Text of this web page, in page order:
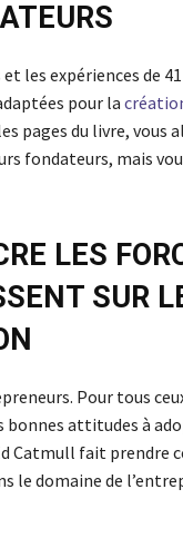
les expériences de
pour la
pages du livre, vous
fondateurs, mais
LES
SUR
Pour tous
bonnes attitudes à
Catmull fait prendre
le domaine de